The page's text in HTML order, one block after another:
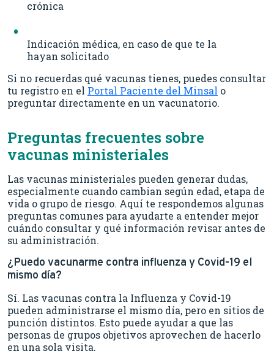
crónica
Indicación médica, en caso de que te la
hayan solicitado
Si no recuerdas qué vacunas tienes, puedes consultar
tu registro en el Portal Paciente del Minsal o
preguntar directamente en un vacunatorio.
Preguntas frecuentes sobre
vacunas ministeriales
Las vacunas ministeriales pueden generar dudas,
especialmente cuando cambian según edad, etapa de
vida o grupo de riesgo. Aquí te respondemos algunas
preguntas comunes para ayudarte a entender mejor
cuándo consultar y qué información revisar antes de
su administración.
¿Puedo vacunarme contra influenza y Covid-19 el
mismo día?
Sí. Las vacunas contra la Influenza y Covid-19
pueden administrarse el mismo día, pero en sitios de
punción distintos. Esto puede ayudar a que las
personas de grupos objetivos aprovechen de hacerlo
en una sola visita.